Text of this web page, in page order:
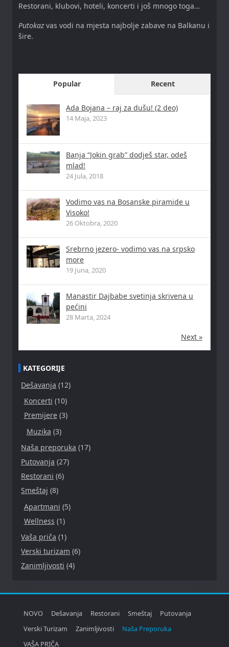
Restorani, klubovi, hoteli, koncerti i još mnogo toga…
Putokaz vas vodi na mjesta najbolje zabave na Balkanu i
šire.
Popular Recent
Ada Bojana – raj za dušu! (2 deo)
14 Maja, 2023
Banja “Jokin grab” dodješ star, odeš
mlad!
24 Jula, 2018
Vodimo vas na Bosanske piramide u
Visoko!
26 Oktobra, 2020
Srebrno jezero- vodimo vas na srpsko
more
19 Juna, 2020
Manastir Dajbabe svetinja skrivena u
pećini
28 Marta, 2024
Next »
KATEGORIJE
Dešavanja (12)
Koncerti (10)
Premijere(3)
Muzika (3)
Naša preporuka (17)
Putovanja (27)
Restorani (6)
Smeštaj (8)
Apartmani (5)
Wellness (1)
Vaša priča (1)
Verski turizam (6)
Zanimljivosti (4)
NOVO Dešavanja Restorani Smeštaj
Putovanja
Verski Turizam
Zanimljivosti
Naša Preporuka
VAŠA PRIČA